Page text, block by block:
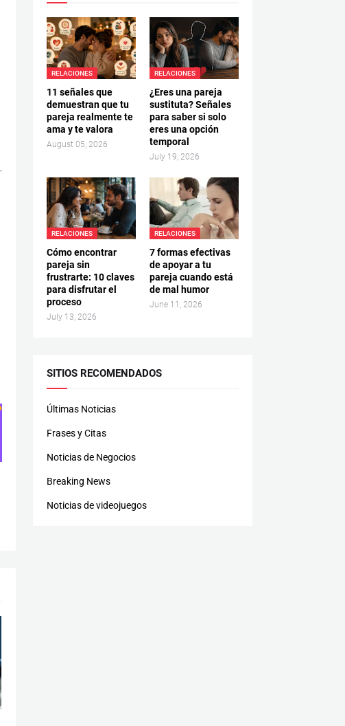
RELACIONES
11 señales que
demuestran que tu
pareja realmente te
ama y te valora
August 05, 2026
RELACIONES
¿Eres una pareja
sustituta? Señales
para saber si solo
eres una opción
temporal
July 19, 2026
RELACIONES
Cómo encontrar
pareja sin
frustrarte: 10 claves
para disfrutar el
proceso
July 13, 2026
RELACIONES
7 formas efectivas
de apoyar a tu
pareja cuando está
de mal humor
June 11, 2026
SITIOS RECOMENDADOS
Últimas Noticias
Frases y Citas
Noticias de Negocios
Breaking News
Noticias de videojuegos